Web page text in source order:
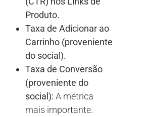
Produto.
Taxa de Adicionar ao
Carrinho (proveniente
do social).
Taxa de Conversão
(proveniente do
social): A métrica
mais importante.